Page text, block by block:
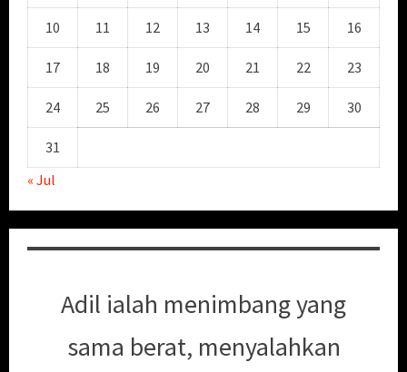
10 11 12 13 14 15 16
17 18 19 20 21 22 23
24 25 26 27 28 29 30
31
« Jul
Adil ialah menimbang yang
sama berat, menyalahkan